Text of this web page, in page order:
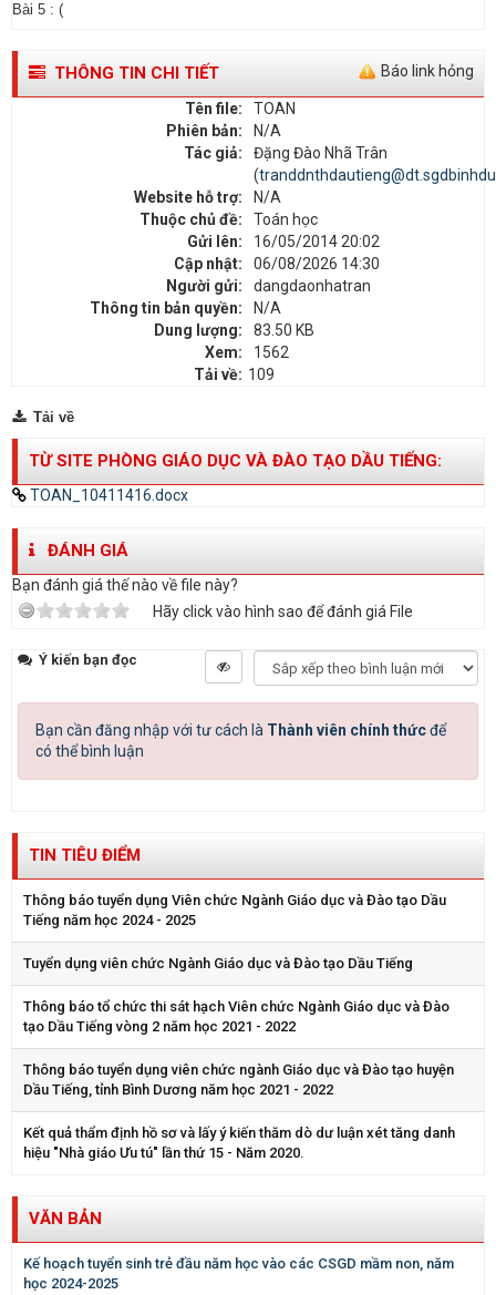
Bài 5 : (
Báo link hỏng
THÔNG TIN CHI TIẾT
Tên file:
TOAN
Phiên bản:
N/A
Tác giả:
Đặng Đào Nhã Trân
(
Website hỗ trợ:
N/A
Thuộc chủ đề:
Toán học
Gửi lên:
16/05/2014 20:02
Cập nhật:
06/08/2026 14:30
Người gửi:
dangdaonhatran
Thông tin bản quyền:
N/A
Dung lượng:
83.50 KB
Xem:
1562
Tải về: 109
Tải về
TỪ SITE PHÒNG GIÁO DỤC VÀ ĐÀO TẠO DẦU TIẾNG:
TOAN_10411416.docx
ĐÁNH GIÁ
Bạn đánh giá thế nào về file này?
Hãy click vào hình sao để đánh giá File
Ý kiến bạn đọc
Bạn cần đăng nhập với tư cách là Thành viên chính thứcđể
có thể bình luận
TIN TIÊU ĐIỂM
Thông báo tuyển dụng Viên chức Ngành Giáo dục và Đào tạo Dầu
Tiếng năm học 2024 - 2025
Tuyển dụng viên chức Ngành Giáo dục và Đào tạo Dầu Tiếng
Thông báo tổ chức thi sát hạch Viên chức Ngành Giáo dục và Đào
tạo Dầu Tiếng vòng 2 năm học 2021 - 2022
Thông báo tuyển dụng viên chức ngành Giáo dục và Đào tạo huyện
Dầu Tiếng, tỉnh Bình Dương năm học 2021 - 2022
Kết quả thẩm định hồ sơ và lấy ý kiến thăm dò dư luận xét tăng danh
hiệu "Nhà giáo Ưu tú" lần thứ 15 - Năm 2020.
VĂN BẢN
Kế hoạch tuyển sinh trẻ đầu năm học vào các CSGD mầm non, năm
học 2024-2025